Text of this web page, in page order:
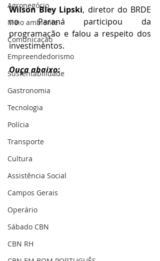
Agronegócio
Meio ambiente
Comunicação
Empreendedorismo
Sustentabilidade
Gastronomia
Tecnologia
Polícia
Transporte
Cultura
Assistência Social
Campos Gerais
Operário
Sábado CBN
CBN RH
Wilson Bley Lipski, diretor do BRDE
no Paraná participou da
programação e falou a respeito dos
investimentos.
Ouça abaixo: